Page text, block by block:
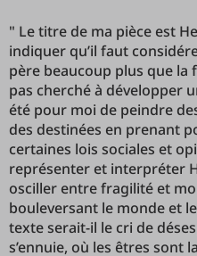
" Le titre de ma pièce est
indiquer qu’il faut
père beaucoup plus que la
pas cherché à développer
été pour moi de peindre
des destinées en prenant
certaines lois sociales et
représenter et interpréter
osciller entre fragilité et
bouleversant le monde et
texte serait-il le cri de
s’ennuie, où les êtres sont